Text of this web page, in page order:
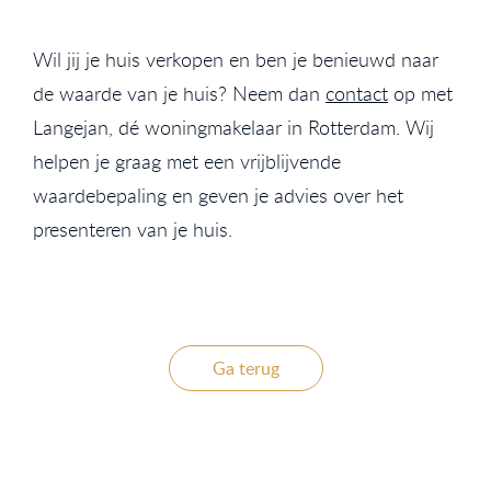
Wil jij je huis verkopen en ben je benieuwd naar
de waarde van je huis? Neem dan contact op met
Langejan, dé woningmakelaar in Rotterdam. Wij
helpen je graag met een vrijblijvende
waardebepaling en geven je advies over het
presenteren van je huis.
Ga terug